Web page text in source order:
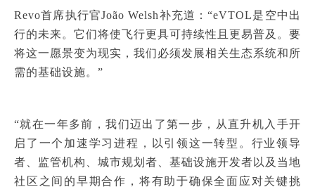
Revo首席执行官João Welsh补充道：“eVTOL是空中出
行的未来。它们将使飞行更具可持续性且更易普及。要
将这一愿景变为现实，我们必须发展相关生态系统和所
需的基础设施。”
“就在一年多前，我们迈出了第一步，从直升机入手开
启了一个加速学习进程，以引领这一转型。行业领导
者、监管机构、城市规划者、基础设施开发者以及当地
社区之间的早期合作，将有助于确保全面应对关键挑